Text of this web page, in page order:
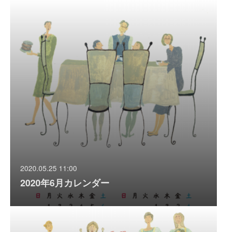
2020.05.25 11:00
2020年6月カレンダー